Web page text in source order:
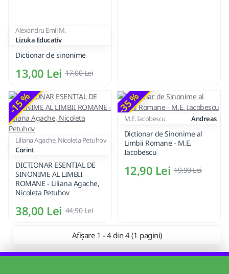
Alexandru Emil M.
Lizuka Educativ
Dictionar de sinonime
13,00 Lei 17,00 Lei
-15 %
Liliana Agache, Nicoleta Petuhov
Corint
DICTIONAR ESENTIAL DE
SINONIME AL LIMBII
ROMANE - Liliana Agache,
Nicoleta Petuhov
38,00 Lei 44,90 Lei
-35 %
M.E. Iacobescu Andreas
Dictionar de Sinonime al
Limbii Romane - M.E.
Iacobescu
12,90 Lei 19,90 Lei
Afișare 1 - 4 din 4 (1 pagini)